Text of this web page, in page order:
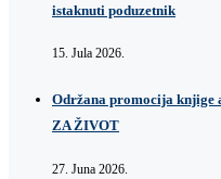
istaknuti poduzetnik
15. Jula 2026.
Održana promocija
ZA ŽIVOT
27. Juna 2026.